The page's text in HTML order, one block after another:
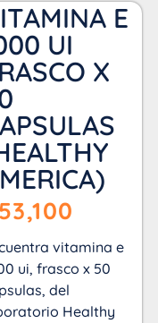
E
UI
X
53,100
vitamina e
ui, frasco x 50
del
Healthy